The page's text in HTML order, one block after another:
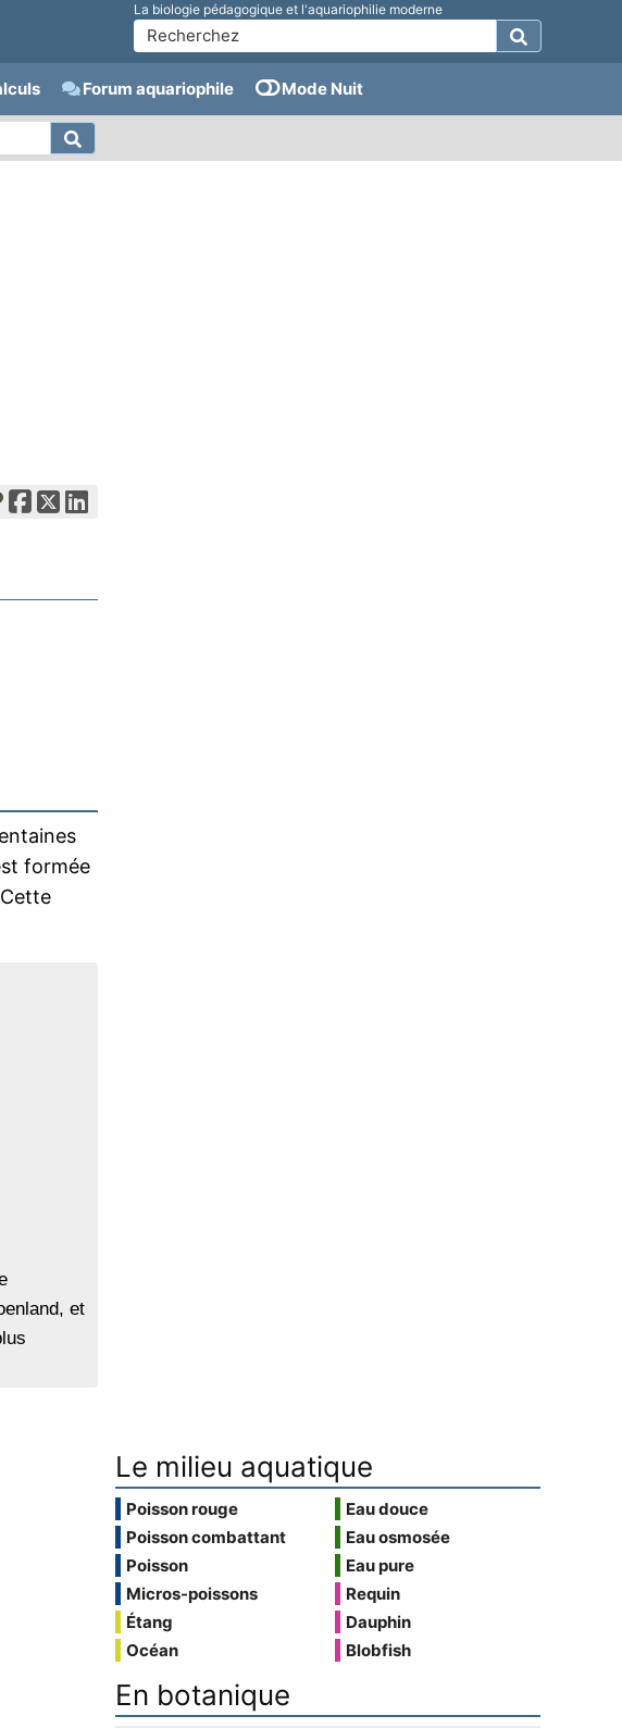
La biologie pédagogique et l'aquariophilie moderne
Forum aquariophile Mode Nuit
formée
et
Le milieu aquatique
Poisson rouge
Poisson combattant
Poisson
Micros-poissons
Étang
Océan
Eau douce
Eau osmosée
Eau pure
Requin
Dauphin
Blobfish
En botanique